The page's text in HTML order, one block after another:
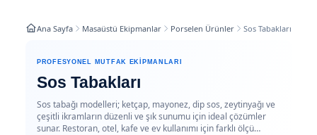
Ana Sayfa Masaüstü Ekipmanlar Porselen Ürünler Sos Tabakları
PROFESYONEL MUTFAK EKIPMANLARI
Sos Tabakları
Sos tabağı modelleri; ketçap, mayonez, dip sos, zeytinyağı ve
çeşitli ikramların düzenli ve şık sunumu için ideal çözümler
sunar. Restoran, otel, kafe ve ev kullanımı için farklı ölçü…